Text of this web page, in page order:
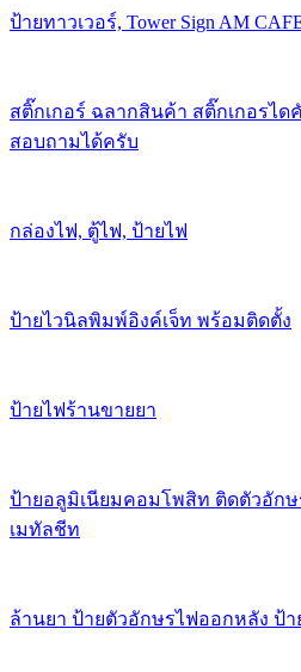
ป้ายทาวเวอร์, Tower Sign AM
สติ๊กเกอร์ ฉลากสินค้า สติ๊กเกอรไ
สอบถามได้ครับ
กล่องไฟ, ตู้ไฟ, ป้ายไฟ
ป้ายไวนิลพิมพ์อิงค์เจ็ท พร้อมติดตั้ง
ป้ายไฟร้านขายยา
ป้ายอลูมิเนียมคอมโพสิท ติดตัวอัก
เมทัลชีท
ล้านยา ป้ายตัวอักษรไฟออกหลัง ป้